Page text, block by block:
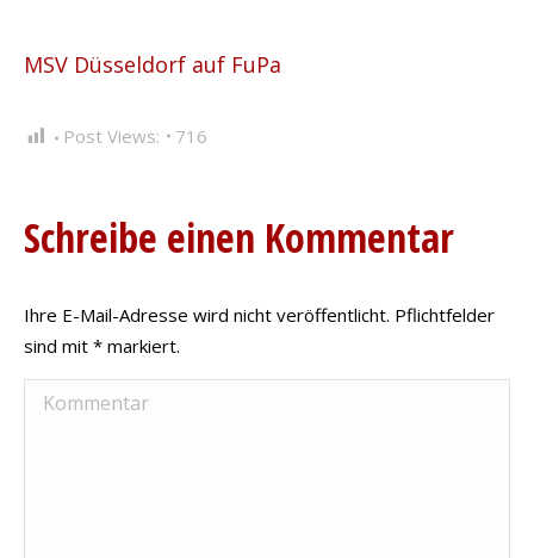
MSV Düsseldorf auf FuPa
Post Views: 716
Schreibe einen Kommentar
Ihre E-Mail-Adresse wird nicht veröffentlicht. Pflichtfelder
sind mit * markiert.
Kommentar